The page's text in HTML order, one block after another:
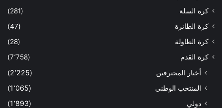
كرة السلة
(281)
كرة الطائرة
(47)
كرة الطاولة
(28)
كرة القدم
(7٬758)
أخبار المحترفين
(2٬225)
المنتخب الوطني
(1٬065)
دولي
(1٬893)